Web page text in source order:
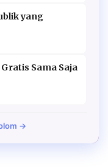
yang
Sama Saja
→